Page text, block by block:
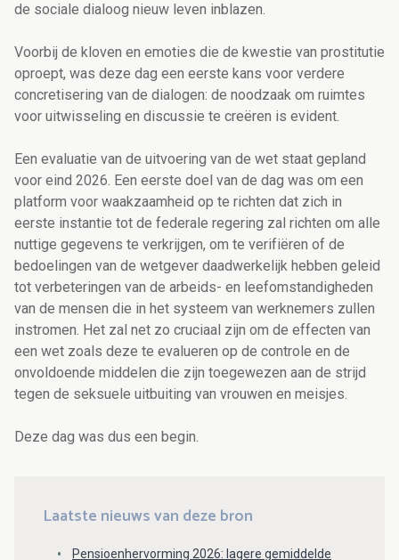
de sociale dialoog nieuw leven inblazen.
Voorbij de kloven en emoties die de kwestie van prostitutie
oproept, was deze dag een eerste kans voor verdere
concretisering van de dialogen: de noodzaak om ruimtes
voor uitwisseling en discussie te creëren is evident.
Een evaluatie van de uitvoering van de wet staat gepland
voor eind 2026. Een eerste doel van de dag was om een
platform voor waakzaamheid op te richten dat zich in
eerste instantie tot de federale regering zal richten om alle
nuttige gegevens te verkrijgen, om te verifiëren of de
bedoelingen van de wetgever daadwerkelijk hebben geleid
tot verbeteringen van de arbeids- en leefomstandigheden
van de mensen die in het systeem van werknemers zullen
instromen. Het zal net zo cruciaal zijn om de effecten van
een wet zoals deze te evalueren op de controle en de
onvoldoende middelen die zijn toegewezen aan de strijd
tegen de seksuele uitbuiting van vrouwen en meisjes.
Deze dag was dus een begin.
Laatste nieuws van deze bron
Pensioenhervorming 2026: lagere gemiddelde